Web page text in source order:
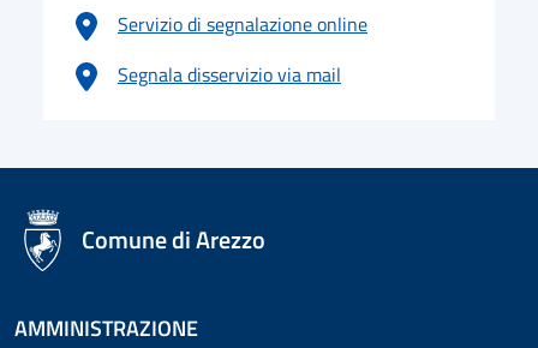
Servizio di segnalazione online
Segnala disservizio via mail
logo Unione Europea
Comune di Arezzo
AMMINISTRAZIONE